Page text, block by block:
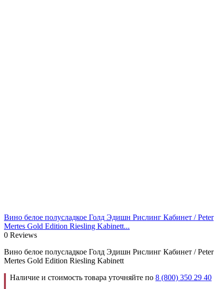
Вино белое полусладкое Голд Эдишн Рислинг Кабинет / Peter
Mertes Gold Edition Riesling Kabinett...
0 Reviews
Вино белое полусладкое Голд Эдишн Рислинг Кабинет / Peter
Mertes Gold Edition Riesling Kabinett
Наличие и стоимость товара уточняйте по 8 (800) 350 29 40